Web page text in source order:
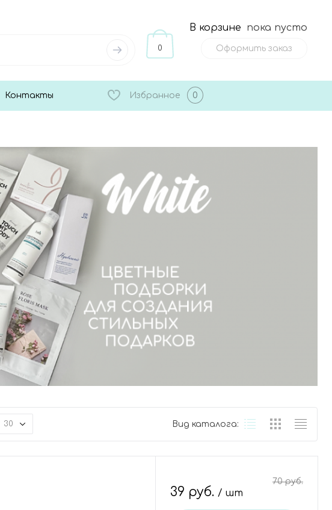
0
В корзине пока пусто
Оформить заказ
Контакты Избранное 0
30 Вид каталога:
39 руб. / шт
70 руб.